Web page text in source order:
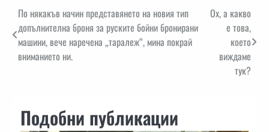
Навигация
По някакъв начин представянето на новия тип
допълнителна броня за руските бойни бронирани
машини, вече наречена „таралеж“, мина покрай
вниманието ни.
Ох, а какво
е това,
което
виждаме
тук?
Подобни публикации